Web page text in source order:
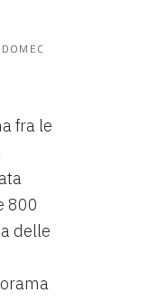
fra le
800
delle